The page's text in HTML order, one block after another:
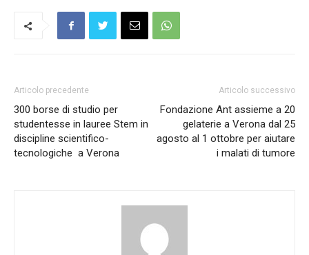
Articolo precedente
300 borse di studio per
studentesse in lauree Stem in
discipline scientifico-
tecnologiche a Verona
Articolo successivo
Fondazione Ant assieme a 20
gelaterie a Verona dal 25
agosto al 1 ottobre per aiutare
i malati di tumore